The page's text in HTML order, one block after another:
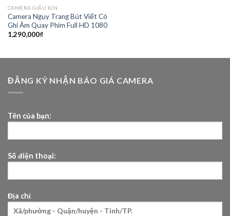
CAMERA GIẤU KÍN
Camera Ngụy Trang Bút Viết Có
Ghi Âm Quay Phim Full HD 1080
1,290,000₫
ĐĂNG KÝ NHẬN BÁO GIÁ CAMERA
Tên của bạn:
Số điện thoại:
Địa chỉ